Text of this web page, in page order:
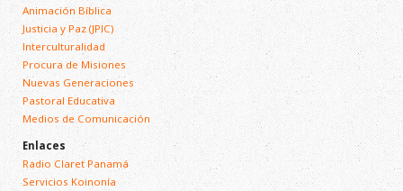
Animación Bíblica
Justicia y Paz (JPIC)
Interculturalidad
Procura de Misiones
Nuevas Generaciones
Pastoral Educativa
Medios de Comunicación
Enlaces
Radio Claret Panamá
Servicios Koinonía